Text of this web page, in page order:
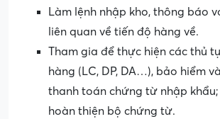
Làm lệnh nhập kho, thông báo
liên quan về tiến độ hàng về.
Tham gia để thực hiện các thủ
hàng (LC, DP, DA…), bảo hiểm
thanh toán chứng từ nhập
hoàn thiện bộ chứng từ.